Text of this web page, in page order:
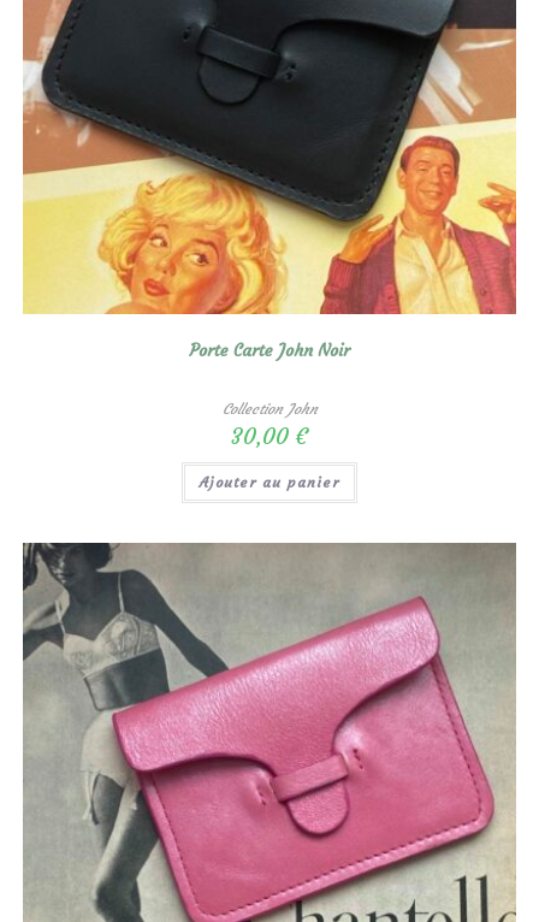
Porte Carte John Noir
Collection John
30,00 €
Ajouter au panier